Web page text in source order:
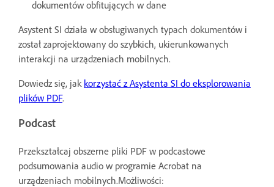
dokumentów obfitujących w dane
Asystent SI działa w obsługiwanych typach dokumentów i
został zaprojektowany do szybkich, ukierunkowanych
interakcji na urządzeniach mobilnych.
Dowiedz się, jak korzystać z Asystenta SI do eksplorowania
plików PDF.
Podcast
Przekształcaj obszerne pliki PDF w podcastowe
podsumowania audio w programie Acrobat na
urządzeniach mobilnych.Możliwości: